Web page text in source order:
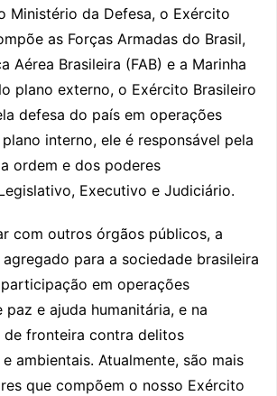
Ministério da Defesa, o Exército
as Forças Armadas do Brasil,
Aérea Brasileira (FAB) e a Marinha
plano externo, o Exército Brasileiro
defesa do país em operações
interno, ele é responsável pela
ordem e dos poderes
Executivo e Judiciário.
com outros órgãos públicos, a
para a sociedade brasileira
em operações
paz e ajuda humanitária, e na
de fronteira contra delitos
ambientais. Atualmente, são mais
que compõem o nosso Exército